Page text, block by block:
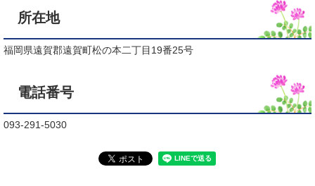
所在地
福岡県遠賀郡遠賀町松の本二丁目19番25号
電話番号
093-291-5030